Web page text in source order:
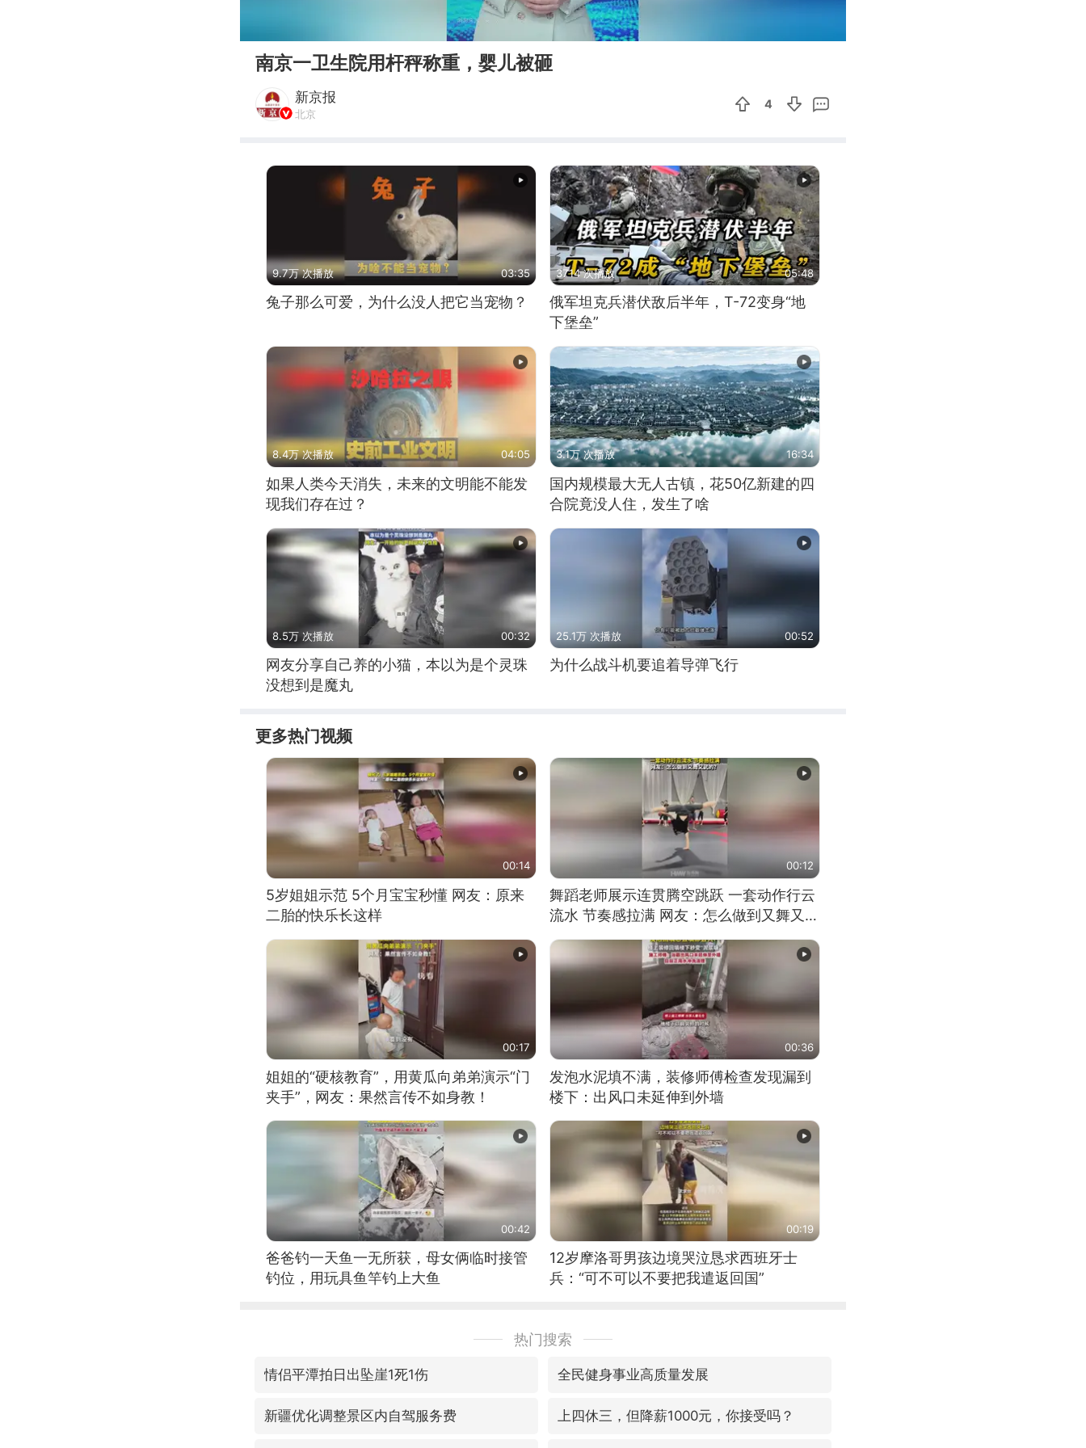
南京一卫生院用杆秤称重，婴儿被砸
新京报
北京
4
9.7万 次播放 03:35
兔子那么可爱，为什么没人把它当宠物？
3714 次播放 05:48
俄军坦克兵潜伏敌后半年，T-72变身“地
下堡垒”
8.4万 次播放 04:05
如果人类今天消失，未来的文明能不能发
现我们存在过？
3.1万 次播放 16:34
国内规模最大无人古镇，花50亿新建的四
合院竟没人住，发生了啥
8.5万 次播放 00:32
网友分享自己养的小猫，本以为是个灵珠
没想到是魔丸
25.1万 次播放 00:52
为什么战斗机要追着导弹飞行
更多热门视频
00:14
5岁姐姐示范 5个月宝宝秒懂 网友：原来
二胎的快乐长这样
00:12
舞蹈老师展示连贯腾空跳跃 一套动作行云
流水 节奏感拉满 网友：怎么做到又舞又武
00:17
姐姐的“硬核教育”，用黄瓜向弟弟演示“门
夹手”，网友：果然言传不如身教！
00:36
发泡水泥填不满，装修师傅检查发现漏到
楼下：出风口未延伸到外墙
00:42
爸爸钓一天鱼一无所获，母女俩临时接管
钓位，用玩具鱼竿钓上大鱼
00:19
12岁摩洛哥男孩边境哭泣恳求西班牙士
兵：“可不可以不要把我遣返回国”
热门搜索
情侣平潭拍日出坠崖1死1伤 全民健身事业高质量发展
新疆优化调整景区内自驾服务费 上四休三，但降薪1000元，你接受吗？